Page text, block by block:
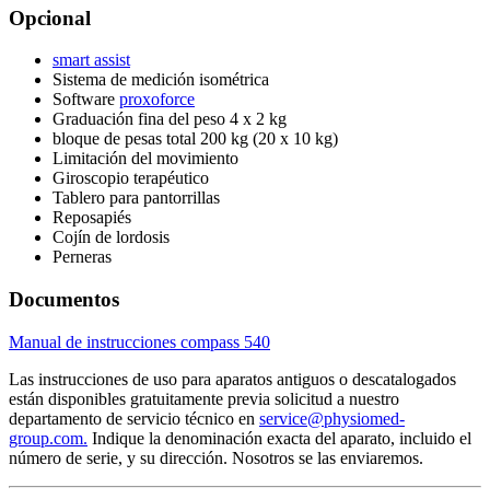
Opcional
smart assist
Sistema de medición isométrica
Software proxoforce
Graduación fina del peso 4 x 2 kg
bloque de pesas total 200 kg (20 x 10 kg)
Limitación del movimiento
Giroscopio terapéutico
Tablero para pantorrillas
Reposapiés
Cojín de lordosis
Perneras
Documentos
Manual de instrucciones compass 540
Las instrucciones de uso para aparatos antiguos o descatalogados
están disponibles gratuitamente previa solicitud a nuestro
departamento de servicio técnico en service@physiomed-
group.com. Indique la denominación exacta del aparato, incluido el
número de serie, y su dirección. Nosotros se las enviaremos.